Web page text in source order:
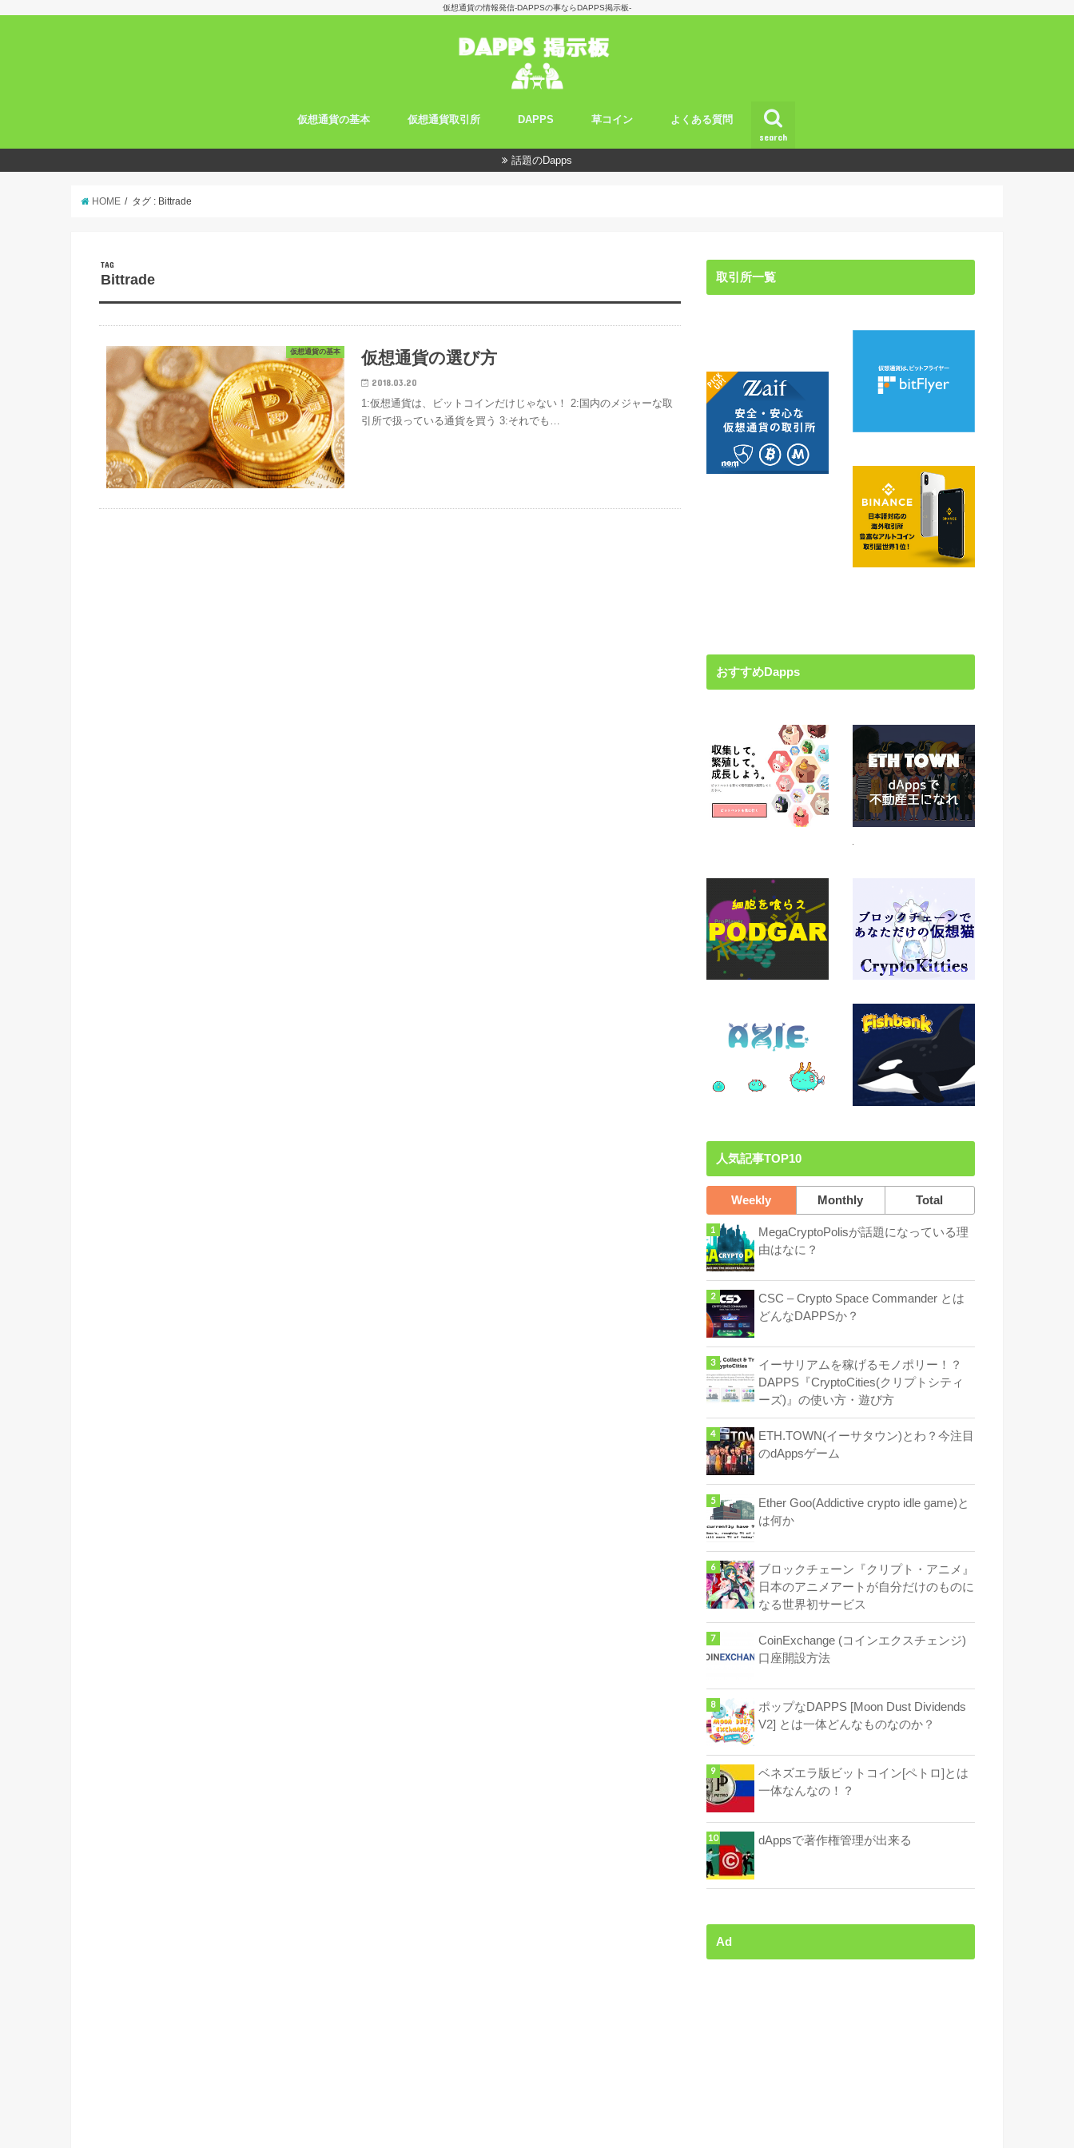
仮想通貨の情報発信-DAPPSの事ならDAPPS掲示板-
search
仮想通貨の基本
ビットコインって何ですか？
仮想通貨の選び方
仮想通貨を探すコツ
ブロックチェーンの基本
仮想通貨取引所
取引所一覧
仮想通貨取引所の選び方
豊富な取り扱い銘柄
信用取引のしやすさ
初心者向け
DAPPS
ブロックチェーンの基本
草コイン よくある質問
話題のDapps
HOME タグ : Bittrade
TAG
Bittrade
仮想通貨の基本 仮想通貨の選び方
2018.03.20
1:仮想通貨は、ビットコインだけじゃない！ 2:国内のメジャーな取
引所で扱っている通貨を買う 3:それでも…
取引所一覧
おすすめDapps
人気記事TOP10
Weekly Monthly Total
MegaCryptоPolisが話題になっている理
由はなに？
CSC – Crypto Space Commander とは
どんなDAPPSか？
イーサリアムを稼げるモノポリー！？
DAPPS『CryptoCities(クリプトシティ
ーズ)』の使い方・遊び方
ETH.TOWN(イーサタウン)とわ？今注目
のdAppsゲーム
Ether Goo(Addictive crypto idle game)と
は何か
ブロックチェーン『クリプト・アニメ』
日本のアニメアートが自分だけのものに
なる世界初サービス
CoinExchange (コインエクスチェンジ)
口座開設方法
ポップなDAPPS [Moon Dust Dividends
V2] とは一体どんなものなのか？
ベネズエラ版ビットコイン[ペトロ]とは
一体なんなの！？
dAppsで著作権管理が出来る
Ad